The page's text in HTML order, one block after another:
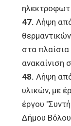
47. Λήψη
στα
ανακαίνιση
48. Λήψη
υλικών, με
έργου
Δήμου